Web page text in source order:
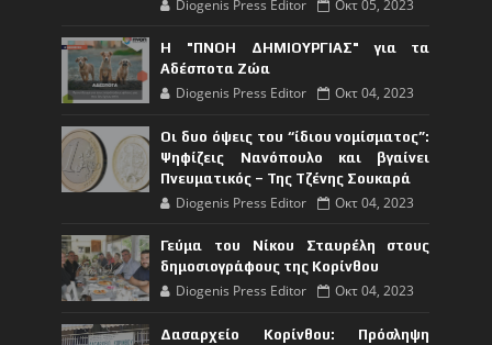
Diogenis Press Editor Οκτ 05, 2023
Η "ΠΝΟΗ ΔΗΜΙΟΥΡΓΙΑΣ" για τα
Αδέσποτα Ζώα
Diogenis Press Editor Οκτ 04, 2023
Οι δυο όψεις του “ίδιου νομίσματος”:
Ψηφίζεις Νανόπουλο και βγαίνει
Πνευματικός – Της Τζένης Σουκαρά
Diogenis Press Editor Οκτ 04, 2023
Γεύμα του Νίκου Σταυρέλη στους
δημοσιογράφους της Κορίνθου
Diogenis Press Editor Οκτ 04, 2023
Δασαρχείο Κορίνθου: Πρόσληψη